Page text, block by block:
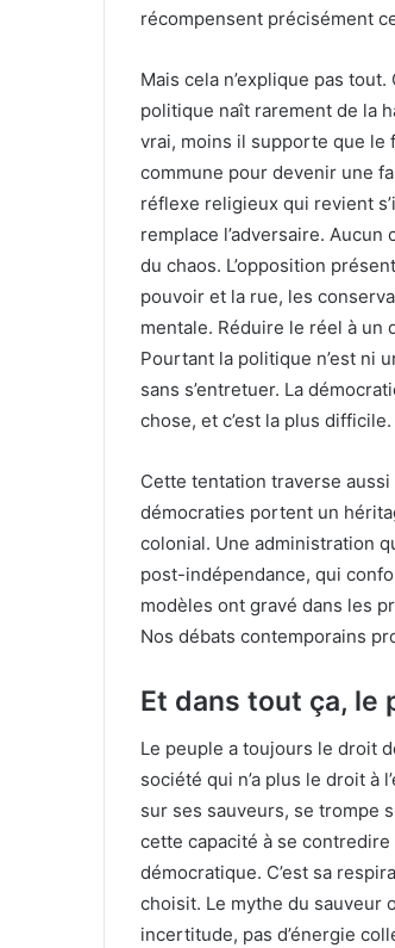
récompensent précisément
Mais cela n’explique pas
politique naît rarement de la
vrai, moins il supporte que le
commune pour devenir une
réflexe religieux qui revient
remplace l’adversaire. Aucun
du chaos. L’opposition
pouvoir et la rue, les
mentale. Réduire le réel à un
Pourtant la politique n’est ni
sans s’entretuer. La
chose, et c’est la plus
Cette tentation traverse
démocraties portent un
colonial. Une administration
post-indépendance, qui
modèles ont gravé dans les
Nos débats contemporains
Et dans tout ça, le
Le peuple a toujours le droit
société qui n’a plus le droit à
sur ses sauveurs, se trompe
cette capacité à se contredire
démocratique. C’est sa
choisit. Le mythe du sauveur
incertitude, pas d’énergie